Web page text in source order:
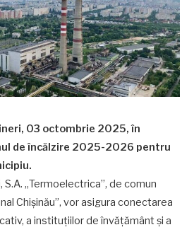
03 octombrie 2025, în
de încălzire 2025-2026 pentru
„Termoelectrica”, de comun
Chișinău”, vor asigura conectarea
a instituțiilor de învățământ și a